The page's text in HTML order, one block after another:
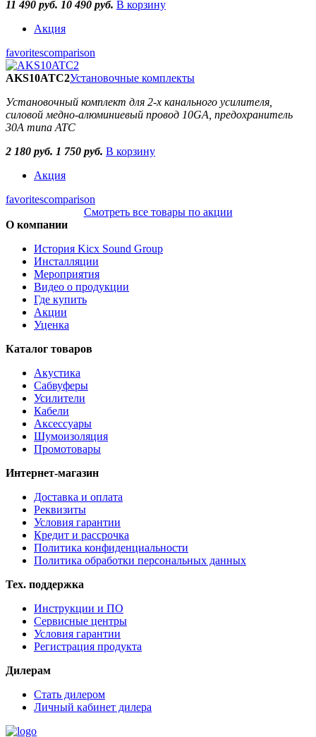
11 490 руб. 10 490 руб. В корзину
Акция
favoritescomparison
AKS10ATC2Установочные комплекты
Установочный комплект для 2-х канального усилителя,
силовой медно-алюминиевый провод 10GA, предохранитель
30А типа ATC
2 180 руб. 1 750 руб. В корзину
Акция
favoritescomparison
Смотреть все товары по акции
О компании
История Kicx Sound Group
Инсталляции
Мероприятия
Видео о продукции
Где купить
Акции
Уценка
Каталог товаров
Акустика
Сабвуферы
Усилители
Кабели
Аксессуары
Шумоизоляция
Промотовары
Интернет-магазин
Доставка и оплата
Реквизиты
Условия гарантии
Кредит и рассрочка
Политика конфиденциальности
Политика обработки персональных данных
Тех. поддержка
Инструкции и ПО
Сервисные центры
Условия гарантии
Регистрация продукта
Дилерам
Стать дилером
Личный кабинет дилера